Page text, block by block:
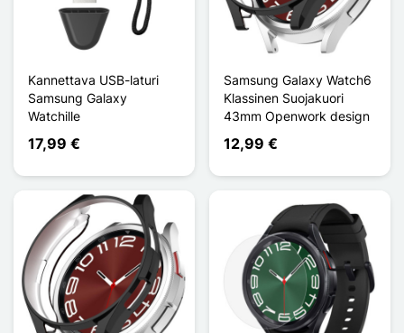
Kannettava USB-laturi
Samsung Galaxy
Watchille
17,99 €
Samsung Galaxy Watch6
Klassinen Suojakuori
43mm Openwork design
12,99 €